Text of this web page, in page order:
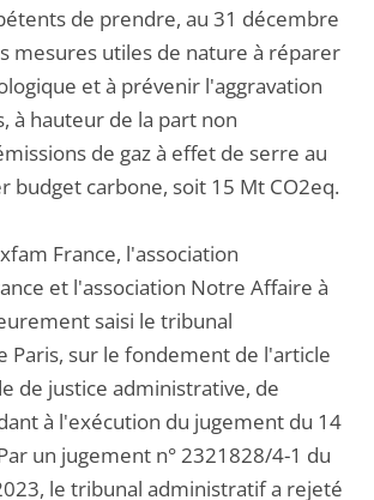
de prendre, au 31 décembre
mesures utiles de nature à réparer
et à prévenir l'aggravation
à hauteur de la part non
de gaz à effet de serre au
budget carbone, soit 15 Mt CO2eq.
France, l'association
et l'association Notre Affaire à
saisi le tribunal
Paris, sur le fondement de l'article
de justice administrative, de
à l'exécution du jugement du 14
un jugement n° 2321828/4-1 du
le tribunal administratif a rejeté